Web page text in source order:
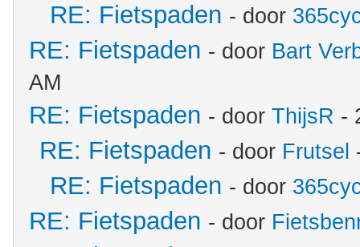
RE: Fietspaden - door
RE: Fietspaden - door Bart
AM
RE: Fietspaden - door ThijsR -
RE: Fietspaden - door Frutsel
RE: Fietspaden - door
RE: Fietspaden - door